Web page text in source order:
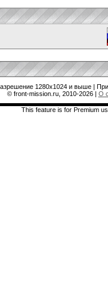
1280x1024 и выше |
© front-mission.ru, 2010-2026| О
This feature is for Premium